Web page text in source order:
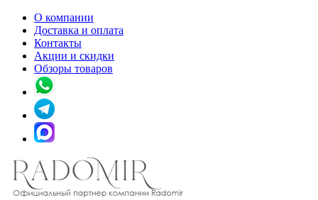
О компании
Доставка и оплата
Контакты
Акции и скидки
Обзоры товаров